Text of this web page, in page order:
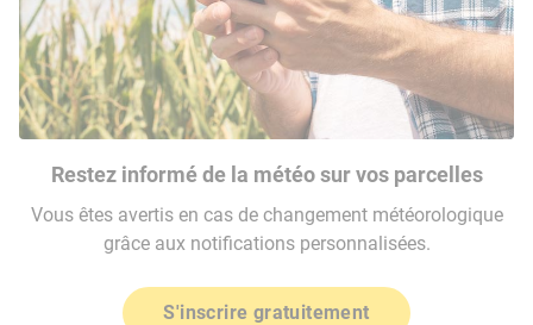
Restez informé de la météo sur vos parcelles
Vous êtes avertis en cas de changement météorologique
grâce aux notifications personnalisées.
S'inscrire gratuitement